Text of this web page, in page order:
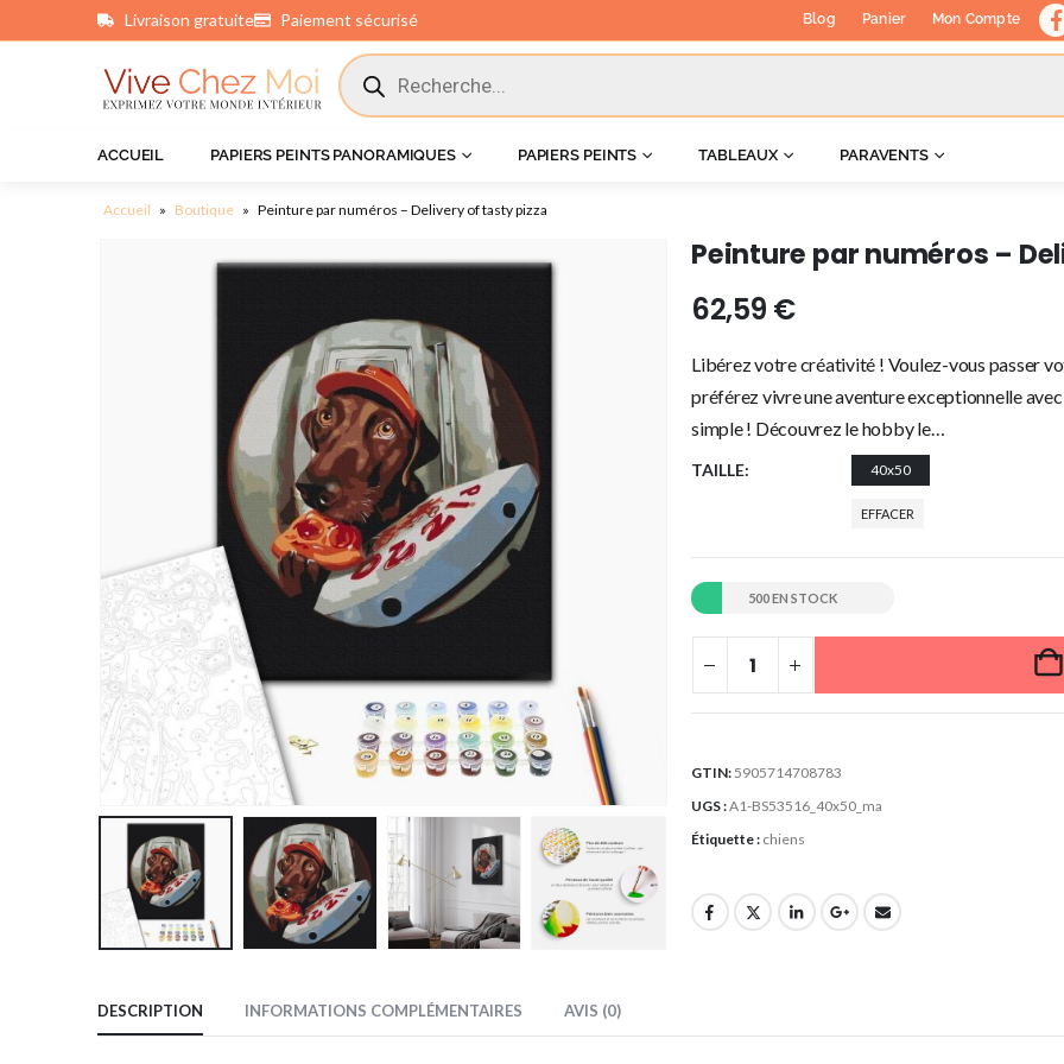
Livraison gratuite Paiement sécurisé Blog Panier Mon Compte
ACCUEIL PAPIERS PEINTS PANORAMIQUES PAPIERS PEINTS TABLEAUX PARAVENTS
Accueil » Boutique » Peinture par numéros – Delivery of tasty pizza
Peinture par numéros –
62,59 €
Libérez votre créativité ! Voulez-vous passer
préférez vivre une aventure exceptionnelle
simple ! Découvrez le hobby le…
TAILLE 40x50
EFFACER
500 EN STOCK
GTIN: 5905714708783
UGS :A1-BS53516_40x50_ma
Étiquette : chiens
DESCRIPTION INFORMATIONS COMPLÉMENTAIRES AVIS (0)